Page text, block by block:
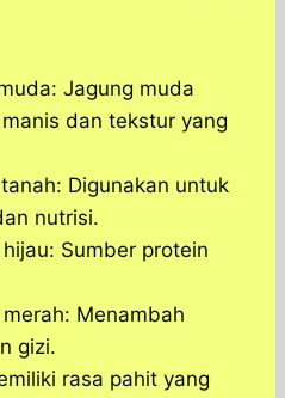
Jagung muda
dan tekstur yang
Digunakan untuk
nutrisi.
Sumber protein
Menambah
gizi.
rasa pahit yang